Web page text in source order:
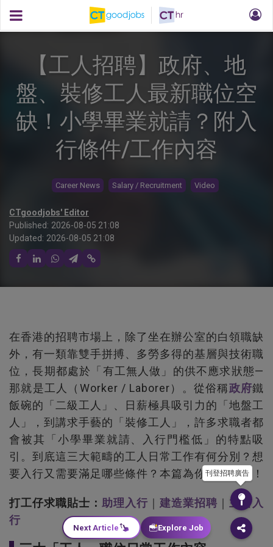
【工人招聘】政府、地
盤、裝修工人最新職位空
缺！小學畢業就請？附入
行條件/工作內容
Career News Salary / Recruitment Video
CTgoodjobs' Editor
Published: 2026-08-05 21:08
Updated: 2026-08-05 21:08
在香港的招聘市場上，除了坐在辦公室的白領職缺
外，有一類靠雙手拼搏、多勞多得的基層與技術職
位，長期都處於「有工無人做」的供不應求狀態—
那就是工人（Worker / Laborer）。從俗稱政府鐵
飯碗的「二級工人」、日薪極具吸引力的「地盤工
人」，到講求手藝的「裝修工人」，許多求職者都
會被其「小學畢業就請、入行門檻低」的特點吸
引。到底這三大範疇的工人日常工作有何分別？想
要入行又需要滿足哪些條件？本篇為你全面拆解！
打工仔求職貼士： 助理入行 ｜ 建造業招聘 ｜ 主管入
行
刊登招聘廣告
Next Article Explore Job